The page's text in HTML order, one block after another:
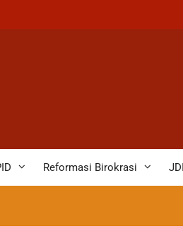
Reformasi Birokrasi